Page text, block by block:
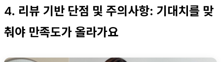
4. 리뷰 기반 단점 및 주의사항: 기대치를 맞
춰야 만족도가 올라가요